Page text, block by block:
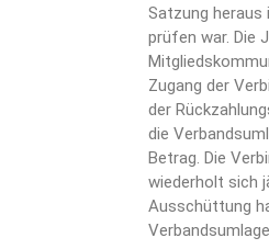
Satzung
prüfen war. Die
Zugang der
der
die
Betrag. Die
wiederholt sich
Ausschüttung